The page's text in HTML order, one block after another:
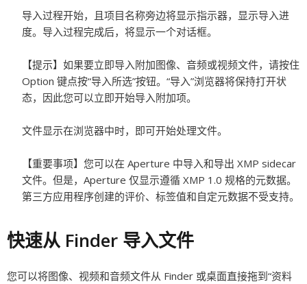
导入过程开始，且项目名称旁边将显示指示器，显示导入进
度。导入过程完成后，将显示一个对话框。
【提示】 如果要立即导入附加图像、音频或视频文件，请按住
Option 键点按“导入所选”按钮。“导入”浏览器将保持打开状
态，因此您可以立即开始导入附加项。
文件显示在浏览器中时，即可开始处理文件。
【重要事项】 您可以在 Aperture 中导入和导出 XMP sidecar
文件。但是，Aperture 仅显示遵循 XMP 1.0 规格的元数据。
第三方应用程序创建的评价、标签值和自定元数据不受支持。
快速从 Finder 导入文件
您可以将图像、视频和音频文件从 Finder 或桌面直接拖到“资料